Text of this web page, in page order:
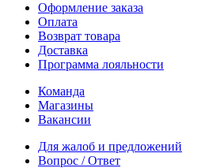
Оформление заказа
Оплата
Возврат товара
Доставка
Программа лояльности
Команда
Магазины
Вакансии
Для жалоб и предложений
Вопрос / Ответ